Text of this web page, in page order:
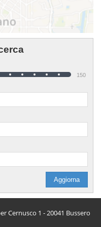
150
Cernusco 1 - 20041 Bussero